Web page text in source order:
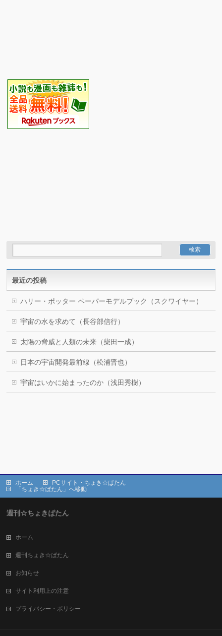
最近の投稿
ハリー・ポッター ペーパーモデルブック（スクワイヤー）
宇宙の水を求めて（長谷部信行）
太陽の脅威と人類の未来（柴田一成）
日本の宇宙開発最前線（松浦晋也）
宇宙はいかに始まったのか（浅田秀樹）
ホーム
PCサイト・ちょき☆ぱたん
「ちょき☆ぱたん」へ移動
週刊☆ちょきぱたん
ホーム
週刊ちょき☆ぱたん
お知らせ
サイト利用上の注意
プライバシー・ポリシー